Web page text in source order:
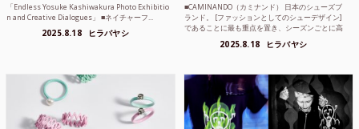
「Endless Yosuke Kashiwakura Photo Exhibitio
n and Creative Dialogues」 ■ネイチャーフ...
2025.8.18 ヒラバヤシ
■CAMINANDO（カミナンド） 日本のシューズブ
ランド。 [ファッションとしてのシューデザイン]
であることに最も重点を置き、シーズンごとに高
2025.8.18 ヒラバヤシ